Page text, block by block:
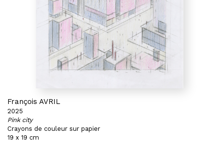
François AVRIL
2025
Pink city
Crayons de couleur sur papier
19 x 19 cm